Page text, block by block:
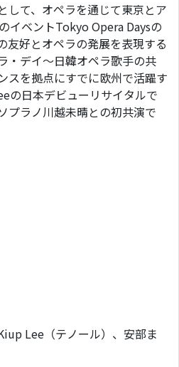
して、オペラを通じて東京とア
イベントTokyo Opera Daysの
友好とオペラの発展を表現する
・デイ～日韓オペラ歌手の共
スを拠点にすでに欧州で活躍す
の日本デビューリサイタルで
プラノ川越未晴との初共演で
Lee（テノール）、安部ま